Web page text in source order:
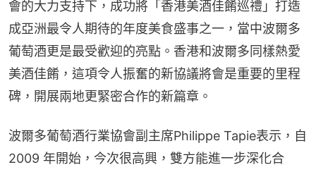
會的大力支持下，成功將「香港美酒佳餚巡禮」打造
成亞洲最令人期待的年度美食盛事之一，當中波爾多
葡萄酒更是最受歡迎的亮點。香港和波爾多同樣熱愛
美酒佳餚，這項令人振奮的新協議將會是重要的里程
碑，開展兩地更緊密合作的新篇章。
波爾多葡萄酒行業協會副主席Philippe Tapie表示，自
2009 年開始，今次很高興，雙方能進一步深化合